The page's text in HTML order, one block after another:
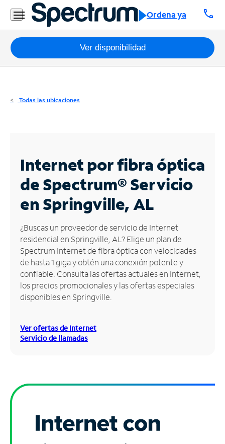
Ordena ya call
Residencial
Business
Paquetes
Internet
Business
Contáctanos
Inglés
Administrar
cuenta
Encuentra
una
tienda
Ver disponibilidad
Todas las ubicaciones
Internet por fibra óptica
de Spectrum®Servicio
en Springville, AL
¿Buscas un proveedor de servicio de Internet
residencial en Springville, AL? Elige un plan de
Spectrum Internet de fibra óptica con velocidades
de hasta 1 giga y obtén una conexión potente y
confiable. Consulta las ofertas actuales en Internet,
los precios promocionales y las ofertas especiales
disponibles en Springville.
Ver ofertas de Internet
Servicio de llamadas